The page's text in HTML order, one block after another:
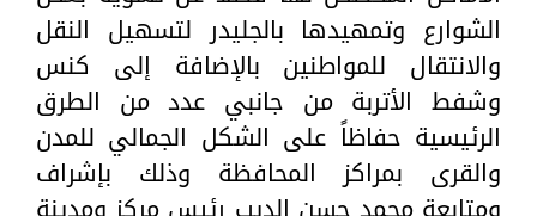
الشوارع وتمهيدها بالجليدر لتسهيل النقل
والانتقال للمواطنين بالإضافة إلى كنس
وشفط الأتربة من جانبي عدد من الطرق
الرئيسية حفاظاً على الشكل الجمالي للمدن
والقرى بمراكز المحافظة وذلك بإشراف